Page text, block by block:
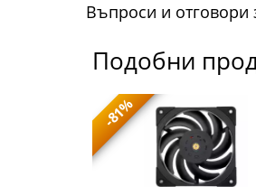
Въпроси и отговори
Подобни
-81%